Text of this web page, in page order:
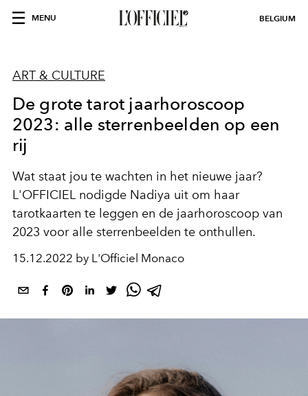
MENU BELGIUM
ART & CULTURE
De grote tarot jaarhoroscoop
2023: alle sterrenbeelden op een
rij
Wat staat jou te wachten in het nieuwe jaar?
L'OFFICIEL nodigde Nadiya uit om haar
tarotkaarten te leggen en de jaarhoroscoop van
2023 voor alle sterrenbeelden te onthullen.
15.12.2022 by L'Officiel Monaco